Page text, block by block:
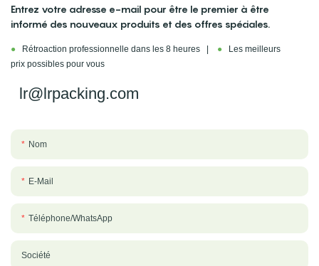
Entrez votre adresse e-mail pour être le premier à être
informé des nouveaux produits et des offres spéciales.
● Rétroaction professionnelle dans les 8 heures | ●
Les meilleurs
prix possibles pour vous
lr@lrpacking.com
Nom
E-Mail
Téléphone/WhatsApp
Société